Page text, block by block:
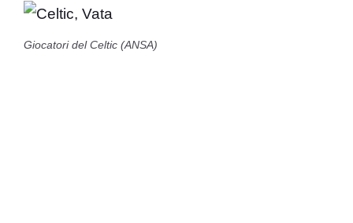
Giocatori del Celtic (ANSA)